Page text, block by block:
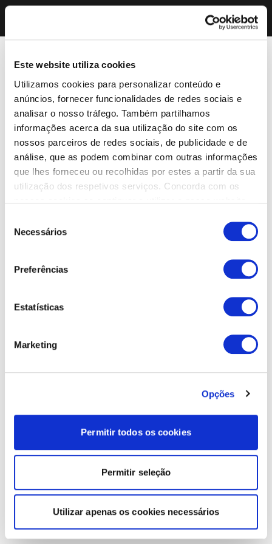
Este website utiliza cookies
Utilizamos cookies para personalizar conteúdo e
anúncios, fornecer funcionalidades de redes sociais e
analisar o nosso tráfego. Também partilhamos
informações acerca da sua utilização do site com os
nossos parceiros de redes sociais, de publicidade e de
análise, que as podem combinar com outras informações
que lhes forneceu ou recolhidas por estes a partir da sua
utilização dos respetivos serviços. Concorda com os
Necessários
Preferências
Estatísticas
Marketing
Opções
Permitir todos os cookies
Permitir seleção
Utilizar apenas os cookies necessários